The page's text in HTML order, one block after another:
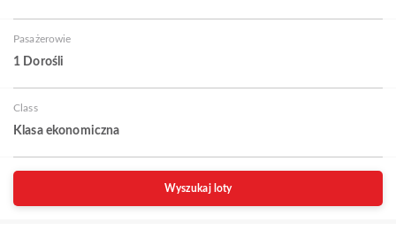
Pasażerowie
1 Dorośli
Class
Klasa ekonomiczna
Wyszukaj loty